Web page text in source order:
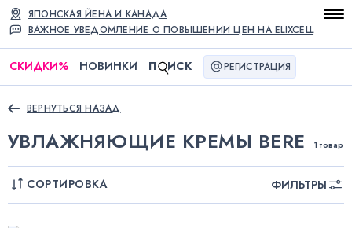
ВАЖНОЕ УВЕДОМЛЕНИЕ О ПОВЫШЕНИИ ЦЕН НА ELIXCELL
ЯПОНСКАЯ ЙЕНА И КАНАДА
СКИДКИ% НОВИНКИ П ИСК РЕГИСТРАЦИЯ
ВЕРНУТЬСЯ НАЗАД
УВЛАЖНЯЮЩИЕ КРЕМЫ BERE 1 товар
СОРТИРОВКА ФИЛЬТРЫ